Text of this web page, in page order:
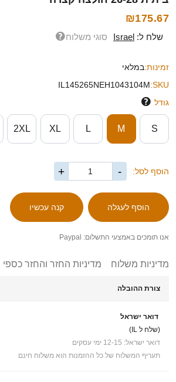
₪175.67
שלח ל: Israel סוגי משלוח
זמינות:במלאי
SKU:
IL145265NEH1043104M
גודל
S
M
L
XL
2XL
הוסף לסל: -
+
אנו תומכים באמצעי התשלום: Paypal
מדיניות משלוח מדיניות החזר והחזר כספי
צורת ההובלה
דואר ישראל
(שלח ל IL)
דואר ישראל: 12-15 ימי עסקים
תעריף המשלוח של כל ההזמנות הוא משלוח חינם